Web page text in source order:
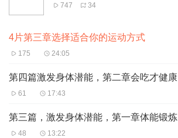
747 34
4片第三章选择适合你的运动方式
175 24:05
第四篇激发身体潜能，第二章会吃才健康
61 17:43
第三篇，激发身体潜能，第一章体能锻炼
48 13:22